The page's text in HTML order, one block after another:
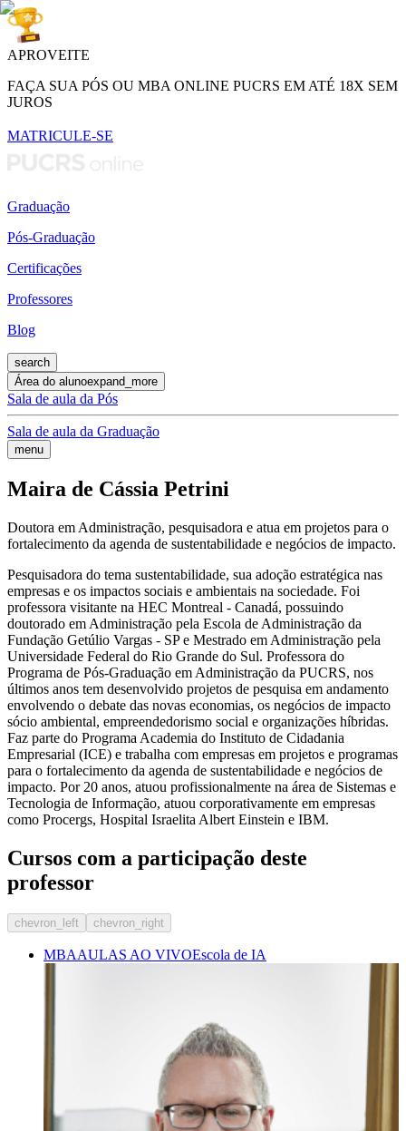
APROVEITE
FAÇA SUA PÓS OU MBA ONLINE PUCRS EM ATÉ 18X SEM
JUROS
MATRICULE-SE
Graduação
Pós-Graduação
Certificações
Professores
Blog
search
Área do alunoexpand_more
Sala de aula da Pós
Sala de aula da Graduação
menu
Maira de Cássia Petrini
Doutora em Administração, pesquisadora e atua em projetos para o
fortalecimento da agenda de sustentabilidade e negócios de impacto.
Pesquisadora do tema sustentabilidade, sua adoção estratégica nas
empresas e os impactos sociais e ambientais na sociedade. Foi
professora visitante na HEC Montreal - Canadá, possuindo
doutorado em Administração pela Escola de Administração da
Fundação Getúlio Vargas - SP e Mestrado em Administração pela
Universidade Federal do Rio Grande do Sul. Professora do
Programa de Pós-Graduação em Administração da PUCRS, nos
últimos anos tem desenvolvido projetos de pesquisa em andamento
envolvendo o debate das novas economias, os negócios de impacto
sócio ambiental, empreendedorismo social e organizações híbridas.
Faz parte do Programa Academia do Instituto de Cidadania
Empresarial (ICE) e trabalha com empresas em projetos e programas
para o fortalecimento da agenda de sustentabilidade e negócios de
impacto. Por 20 anos, atuou profissionalmente na área de Sistemas e
Tecnologia de Informação, atuou corporativamente em empresas
como Procergs, Hospital Israelita Albert Einstein e IBM.
Cursos com a participação deste
professor
chevron_left chevron_right
MBAAULAS AO VIVOEscola de IA